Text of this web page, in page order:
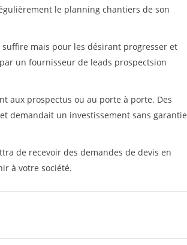
le planning chantiers de son
mais pour les désirant progresser et
un fournisseur de leads prospectsion
aux prospectus ou au porte à porte. Des
demandait un investissement sans garantie
de recevoir des demandes de devis en
à votre société.